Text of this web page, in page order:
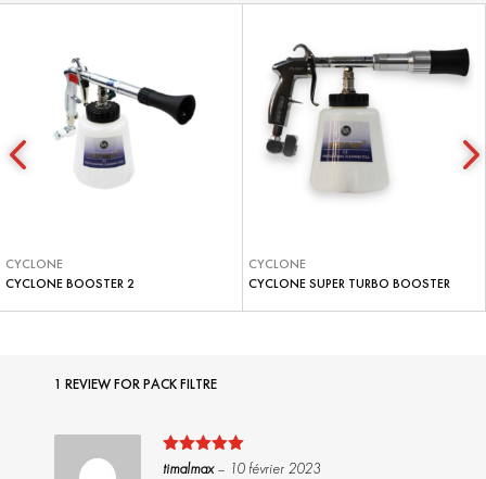
CYCLONE
CYCLONE BOOSTER 2
CYCLONE
CYCLONE SUPER TURBO BOOSTER
1 REVIEW FORPACK FILTRE
Note5sur
timalmax– 10 février 2023